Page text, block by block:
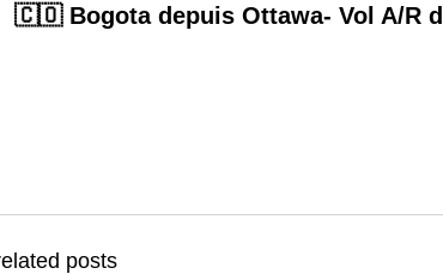
🇨🇴 Bogota depuis Ottawa- Vol A/R
posts